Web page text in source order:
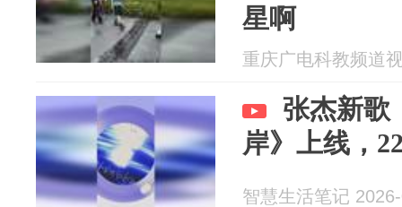
星啊
重庆广电科教频道
张杰新歌
岸》上线，
智慧生活笔记